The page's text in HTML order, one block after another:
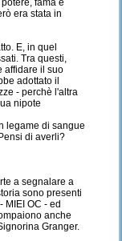
fama e
era stata in
E, in quel
Tra questi,
affidare il suo
adottato il
- perchè l'altra
nipote
legame di sangue
di averli?
a segnalare a
sono presenti
MIEI OC - ed
anche
Granger.